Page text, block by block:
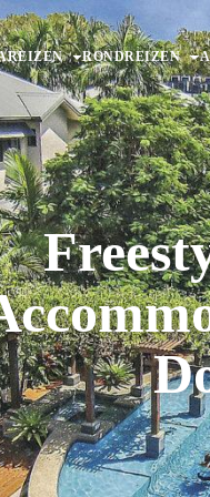
RONDREIZEN